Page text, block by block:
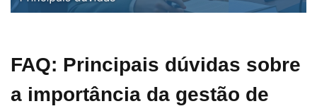
FAQ: Principais dúvidas sobre
a importância da gestão de